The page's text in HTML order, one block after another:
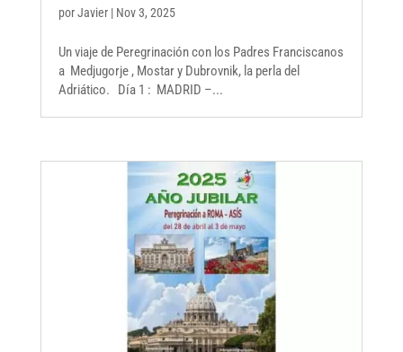
porJavier| Nov 3, 2025
Un viaje de Peregrinación con los Padres Franciscanos
a Medjugorje , Mostar y Dubrovnik, la perla del
Adriático. Día 1 : MADRID –...